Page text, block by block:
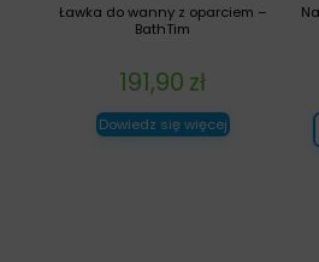
Ławka do wanny z oparciem –
BathTim
191,90 zł
Dowiedz się więcej